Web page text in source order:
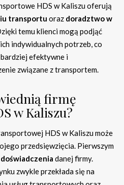
HDS w Kaliszu oferują
transportu oraz doradztwo w
temu klienci mogą podjąć
indywidualnych potrzeb, co
efektywne i
związane z transportem.
firmę
w Kaliszu?
HDS w Kaliszu może
przedsięwzięcia. Pierwszym
doświadczenia danej firmy.
zwykle przekłada się na